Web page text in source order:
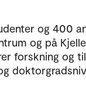
og 400
og på
forskning og